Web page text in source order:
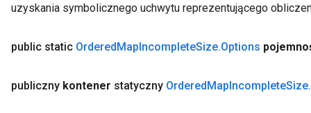
uzyskania symbolicznego uchwytu reprezentującego
public static OrderedMapIncompleteSize.Options
publiczny kontener statyczny OrderedMapIncompleteSize.